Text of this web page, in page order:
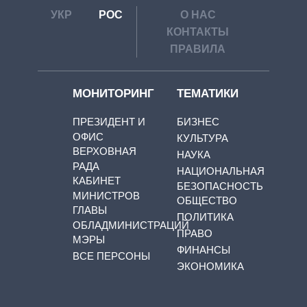
УКР РОС
О НАС
КОНТАКТЫ
ПРАВИЛА
МОНИТОРИНГ
ПРЕЗИДЕНТ И
ОФИС
ВЕРХОВНАЯ
РАДА
КАБИНЕТ
МИНИСТРОВ
ГЛАВЫ
ОБЛАДМИНИСТРАЦИЙ
МЭРЫ
ВСЕ ПЕРСОНЫ
ТЕМАТИКИ
БИЗНЕС
КУЛЬТУРА
НАУКА
НАЦИОНАЛЬНАЯ
БЕЗОПАСНОСТЬ
ОБЩЕСТВО
ПОЛИТИКА
ПРАВО
ФИНАНСЫ
ЭКОНОМИКА